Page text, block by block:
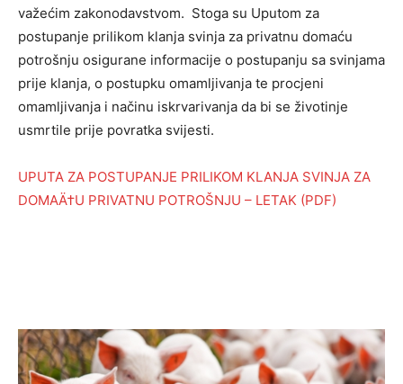
važećim zakonodavstvom. Stoga su Uputom za
postupanje prilikom klanja svinja za privatnu domaću
potrošnju osigurane informacije o postupanju sa svinjama
prije klanja, o postupku omamljivanja te procjeni
omamljivanja i načinu iskrvarivanja da bi se životinje
usmrtile prije povratka svijesti.
UPUTA ZA POSTUPANJE PRILIKOM KLANJA SVINJA ZA
DOMAÄ†U PRIVATNU POTROŠNJU – LETAK (PDF)